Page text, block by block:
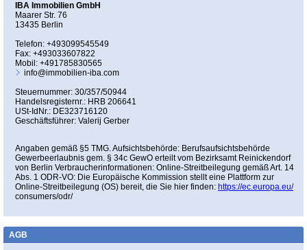
IBA Immobilien GmbH
Maarer Str. 76
13435 Berlin
Telefon: +493099545549
Fax: +493033607822
Mobil: +491785830565
info@immobilien-iba.com
Steuernummer: 30/357/50944
Handelsregisternr.: HRB 206641
USt-IdNr.: DE323716120
Geschäftsführer: Valerij Gerber
Angaben gemäß §5 TMG. Aufsichtsbehörde: Berufsaufsichtsbehörde
Gewerbeerlaubnis gem. § 34c GewO erteilt vom Bezirksamt Reinickendorf
von Berlin Verbraucherinformationen: Online-Streitbeilegung gemäß Art. 14
Abs. 1 ODR-VO: Die Europäische Kommission stellt eine Plattform zur
Online-Streitbeilegung (OS) bereit, die Sie hier finden: https://ec.europa.eu/
consumers/odr/
AGB